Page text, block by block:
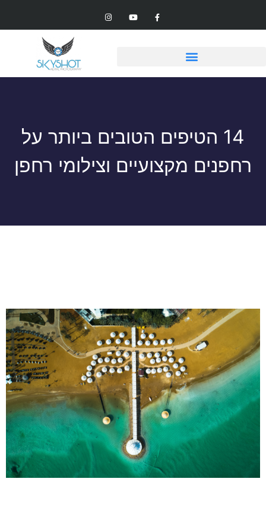
14 הטיפים הטובים ביותר על
רחפנים מקצועיים וצילומי רחפן